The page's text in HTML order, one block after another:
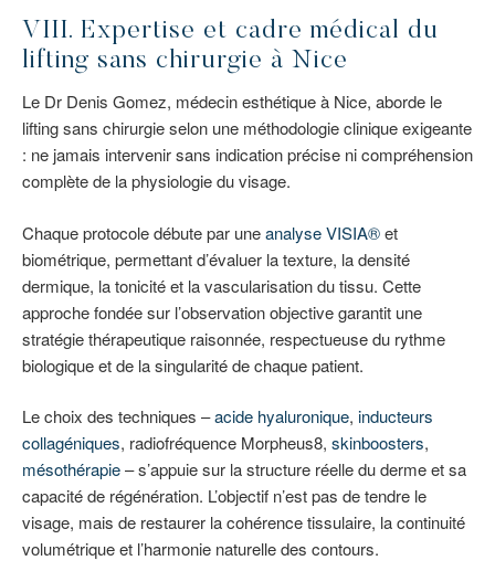
VIII. Expertise et cadre médical du
lifting sans chirurgie à Nice
Le Dr Denis Gomez, médecin esthétique à Nice, aborde le
lifting sans chirurgie selon une méthodologie clinique exigeante
: ne jamais intervenir sans indication précise ni compréhension
complète de la physiologie du visage.
Chaque protocole débute par uneanalyse VISIA®et
biométrique, permettant d’évaluer la texture, la densité
dermique, la tonicité et la vascularisation du tissu. Cette
approche fondée sur l’observation objective garantit une
stratégie thérapeutique raisonnée, respectueuse du rythme
biologique et de la singularité de chaque patient.
Le choix des techniques –acide hyaluronique, inducteurs
collagéniques, radiofréquence Morpheus8, skinboosters,
mésothérapie– s’appuie sur la structure réelle du derme et sa
capacité de régénération. L’objectif n’est pas de tendre le
visage, mais de restaurer la cohérence tissulaire, la continuité
volumétrique et l’harmonie naturelle des contours.